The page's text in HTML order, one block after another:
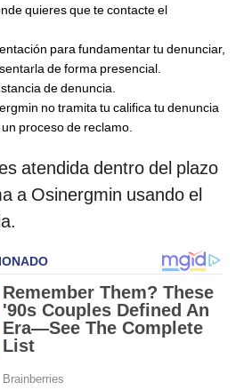
quieres que te contacte el
para fundamentar tu denunciar,
de forma presencial.
de denuncia.
no tramita tu califica tu denuncia
proceso de reclamo.
atendida dentro del plazo
a Osinergmin usando el